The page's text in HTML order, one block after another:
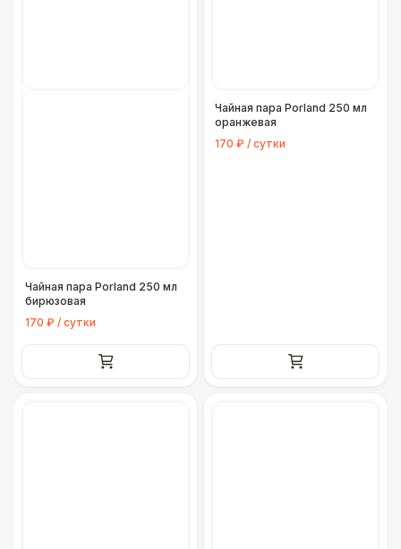
Чайная пара Porland 250 мл
бирюзовая
170 ₽ / сутки
Чайная пара Porland 250 мл
оранжевая
170 ₽ / сутки